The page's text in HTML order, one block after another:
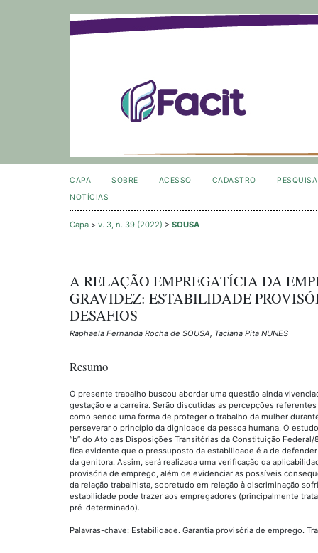
CAPA SOBRE ACESSO CADASTRO
PESQUISA
NOTÍCIAS
Capa > v. 3, n. 39 (2022) > SOUSA
A RELAÇÃO EMPREGATÍCIA DA
GRAVIDEZ: ESTABILIDADE
DESAFIOS
Raphaela Fernanda Rocha de SOUSA, Taciana Pita NUNES
Resumo
O presente trabalho buscou abordar uma questão ainda
gestação e a carreira. Serão discutidas as percepções
como sendo uma forma de proteger o trabalho da mulher
perseverar o princípio da dignidade da pessoa humana. O
“b” do Ato das Disposições Transitórias da Constituição
fica evidente que o pressuposto da estabilidade é a de
da genitora. Assim, será realizada uma verificação da
provisória de emprego, além de evidenciar as possíveis
da relação trabalhista, sobretudo em relação à discriminação
estabilidade pode trazer aos empregadores (principalmente
pré-determinado).
Palavras-chave: Estabilidade. Garantia provisória de emprego.